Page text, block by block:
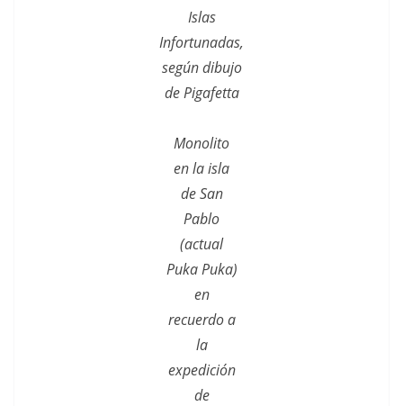
Islas
Infortunadas,
según dibujo
de Pigafetta
Monolito
en la isla
de San
Pablo
(actual
Puka Puka)
en
recuerdo a
la
expedición
de